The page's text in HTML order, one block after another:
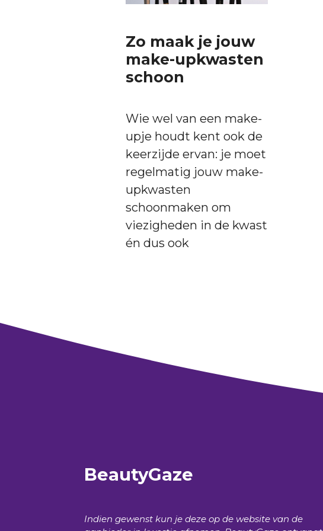
Zo maak je jouw
make-upkwasten
schoon
Wie wel van een make-
upje houdt kent ook de
keerzijde ervan: je moet
regelmatig jouw make-
upkwasten
schoonmaken om
viezigheden in de kwast
én dus ook
BeautyGaze
Indien gewenst kun je deze op de website van de